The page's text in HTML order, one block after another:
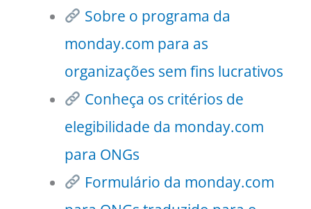
Sobre o programa da
monday.com para as
organizações sem fins lucrativos
Conheça os critérios de
elegibilidade da monday.com
para ONGs
Formulário da monday.com